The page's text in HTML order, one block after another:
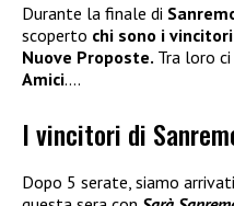
Durante la finale di
scoperto chi sono i vincitori
Nuove Proposte. Tra loro
Amici….
I vincitori di
Dopo 5 serate, siamo